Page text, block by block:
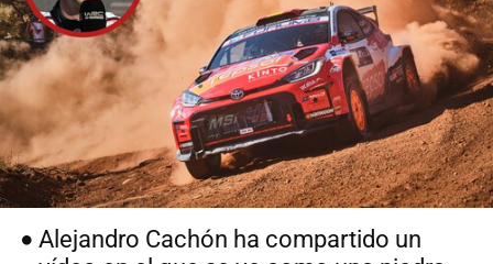
Alejandro Cachón ha compartido un